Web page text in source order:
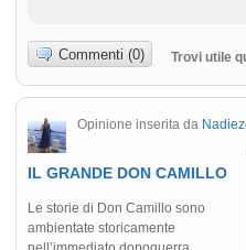
Commenti (0) Trovi utile
Opinione inserita da
IL GRANDE DON CAMILLO
Le storie di Don Camillo sono
ambientate storicamente